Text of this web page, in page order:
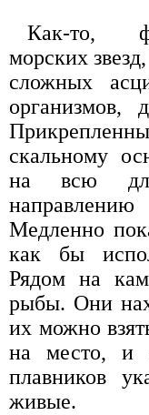
Как-то,
морских
сложных
организмов,
скальному
на всю
Медленно
как бы
Рядом на
рыбы. Они
их можно
на место, и
плавников
живые.